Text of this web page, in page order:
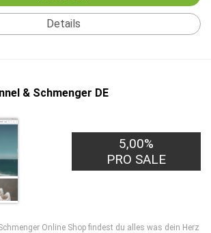
Details
& Schmenger DE
5,00%
PRO SALE
Online Shop findest du alles was dein Herz